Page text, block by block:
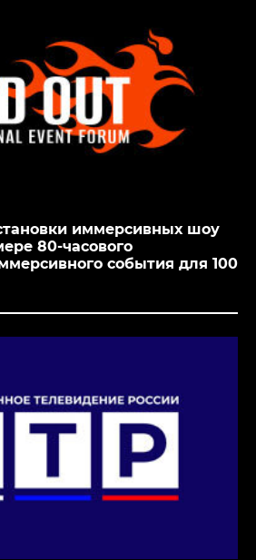
иммерсивных шоу
80-часового
события для 100